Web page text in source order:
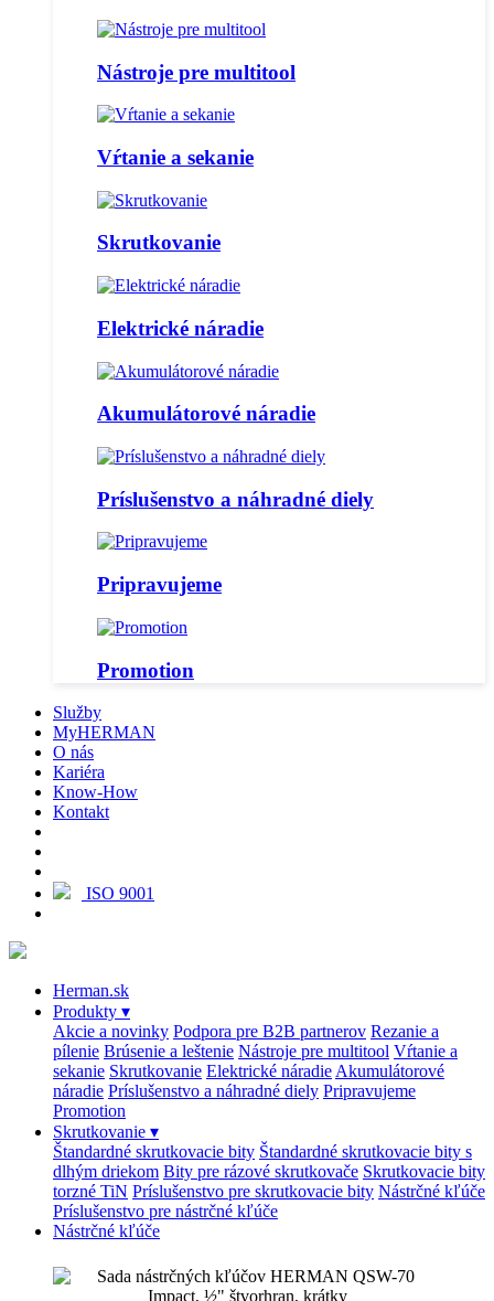
Nástroje pre multitool
Vŕtanie a sekanie
Skrutkovanie
Elektrické náradie
Akumulátorové náradie
Príslušenstvo a náhradné diely
Pripravujeme
Promotion
Služby
MyHERMAN
O nás
Kariéra
Know-How
Kontakt
ISO 9001
Herman.sk
Produkty ▾
Akcie a novinky Podpora pre B2B partnerov Rezanie a
pílenie Brúsenie a leštenie Nástroje pre multitool Vŕtanie a
sekanie Skrutkovanie Elektrické náradie Akumulátorové
náradie Príslušenstvo a náhradné diely Pripravujeme
Promotion
Skrutkovanie ▾
Štandardné skrutkovacie bity Štandardné skrutkovacie bity s
dlhým driekom Bity pre rázové skrutkovače Skrutkovacie bity
torzné TiN Príslušenstvo pre skrutkovacie bity Nástrčné kľúče
Príslušenstvo pre nástrčné kľúče
Nástrčné kľúče